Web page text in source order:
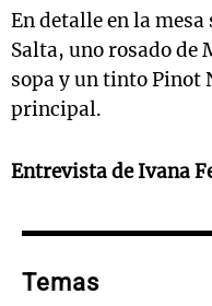
En detalle en la
Salta, uno rosado de
sopa y un tinto Pinot
principal.
Entrevista de Ivana
Temas